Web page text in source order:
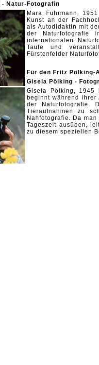
Natur-Fotografin
Mara Fuhrmann,
Kunst an der
als Autodidaktin mit
der Naturfotografie
internationalen
Taufe und
Fürstenfelder
Für den Fritz Pölking-
Gisela Pölking -
Gisela Pölking, 1945
beginnt während ihrer
der Naturfotografie.
Tieraufnahmen zu
Nahfotografie. Da
Tageszeit ausüben,
zu diesem speziellen